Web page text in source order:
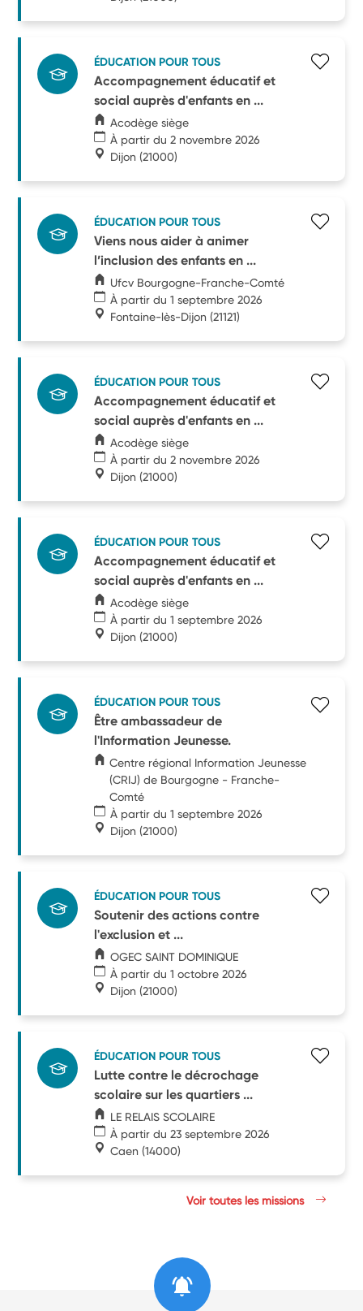
ÉDUCATION POUR TOUS
Accompagnement éducatif et
social auprès d'enfants en ...
Acodège siège
À partir du 2 novembre 2026
Dijon (21000)
ÉDUCATION POUR TOUS
Viens nous aider à animer
l’inclusion des enfants en ...
Ufcv Bourgogne-Franche-Comté
À partir du 1 septembre 2026
Fontaine-lès-Dijon (21121)
ÉDUCATION POUR TOUS
Accompagnement éducatif et
social auprès d'enfants en ...
Acodège siège
À partir du 2 novembre 2026
Dijon (21000)
ÉDUCATION POUR TOUS
Accompagnement éducatif et
social auprès d'enfants en ...
Acodège siège
À partir du 1 septembre 2026
Dijon (21000)
ÉDUCATION POUR TOUS
Être ambassadeur de
l'Information Jeunesse.
Centre régional Information Jeunesse
(CRIJ) de Bourgogne - Franche-
Comté
À partir du 1 septembre 2026
Dijon (21000)
ÉDUCATION POUR TOUS
Soutenir des actions contre
l'exclusion et ...
OGEC SAINT DOMINIQUE
À partir du 1 octobre 2026
Dijon (21000)
ÉDUCATION POUR TOUS
Lutte contre le décrochage
scolaire sur les quartiers ...
LE RELAIS SCOLAIRE
À partir du 23 septembre 2026
Caen (14000)
Voir toutes les missions